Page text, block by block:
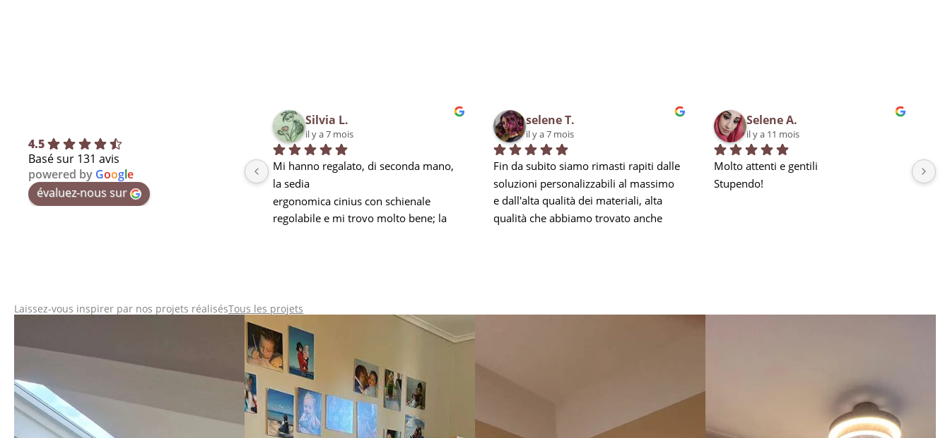
4.5
Basé sur 131 avis
powered by Google
évaluez-nous sur
Silvia L.
il y a 7 mois
Mi hanno regalato, di seconda mano,
la sedia
ergonomica cinius con schienale
regolabile e mi trovo molto bene; la
utilizzarla per 8 ore lavorative. Inoltre
mi mancava una vite, smarrita col
tempo, ed il servizio clienti mi ha
spedito 2 filetti completi senza
problemi, così ho anche i ricambi. È
un'ottima azienda. Grazie
selene T.
il y a 7 mois
Fin da subito siamo rimasti rapiti dalle
soluzioni personalizzabili al massimo
e dall'alta qualità dei materiali, alta
qualità che abbiamo trovato anche
Stiamo consigliando questa azienda a
tutti!
Selene A.
il y a 11 mois
Molto attenti e gentili
Stupendo!
Laissez-vous inspirer par nos projets réalisésTous les projets